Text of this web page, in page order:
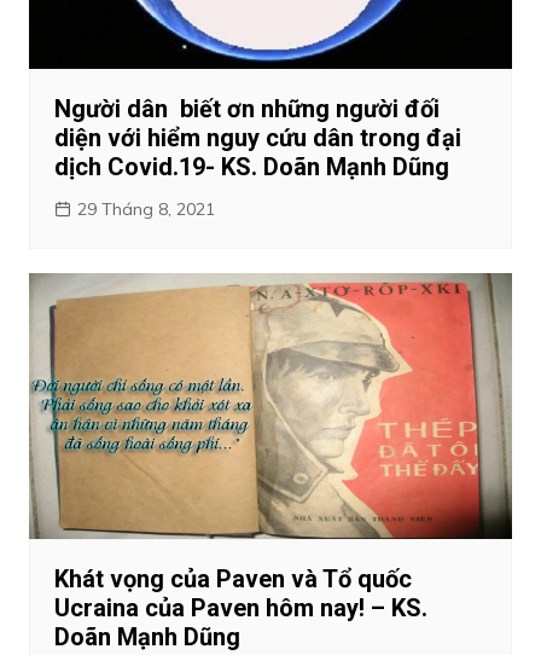
Người dân biết ơn những người đối
diện với hiểm nguy cứu dân trong đại
dịch Covid.19- KS. Doãn Mạnh Dũng
29 Tháng 8, 2021
Khát vọng của Paven và Tổ quốc
Ucraina của Paven hôm nay! – KS.
Doãn Mạnh Dũng